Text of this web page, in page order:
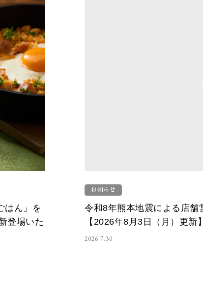
はん」を
登場いた
お知らせ
令和8年熊本地震による店舗
【2026年8月3日（月）更新】
2026.7.30